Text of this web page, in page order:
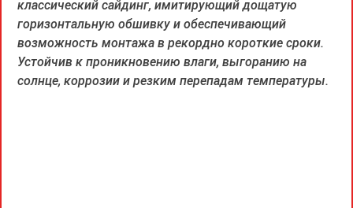
классический сайдинг, имитирующий дощатую
горизонтальную обшивку и обеспечивающий
возможность монтажа в рекордно короткие сроки.
Устойчив к проникновению влаги, выгоранию на
солнце, коррозии и резким перепадам температуры.